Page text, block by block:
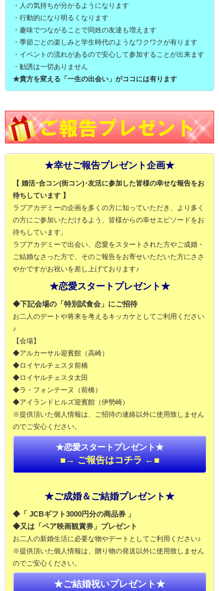
・人の気持ちが分かるようになります
・行動的になり明るくなります
・趣味でつながることで同姓の友達も増えます
・季節ごとの楽しみと学生時代のようなワクワクが有ります
・イベントの流れがあるので安心して参加することが出来ます
・勧誘は一切ありません
★貴方を変える「一生の出会い」がココには有ります
★幸せご報告プレゼント企画★
【 婚活･合コン(街コン)･友活に参加した皆様の幸せな報告をお
待ちしています 】
ラブアカデミーの企画を多くの方に知っていただき、より多く
の方にご参加いただけるよう、皆様からの幸せエピソードをお
待ちしています。
ラブアカデミーで出会い、恋愛をスタートされた方やご成婚・
ご結婚なさった方で、そのご報告をお寄せいただいた方にささ
やかですがお祝いを差し上げております♪
★恋愛スタートプレゼント★
◆下記会場の「特別試食会」にご招待
お二人のデートや将来を考えるキッカケとしてご利用ください
♪
【会場】
◆アルカーサル迎賓館（高崎）
◆ロイヤルチェスタ前橋
◆ロイヤルチェスタ太田
◆ラ・フォンテーヌ（前橋）
◆アイランドヒルズ迎賓館（伊勢崎）
※提供頂いた個人情報は、ご招待の連絡以外に使用致しません
のでご安心ください。
★恋愛スタートプレゼント★
■→ ご報告はコチラ ←■
★ご成婚＆ご結婚プレゼント★
◆「 JCBギフト3000円分の商品券 」
◆又は「ペア映画観賞券」プレゼント
お二人の新婚生活に必要な物やデートとしてご利用ください♪
※提供頂いた個人情報は、贈り物の発送以外に使用致しません
のでご安心ください。
★ご結婚祝いプレゼント★